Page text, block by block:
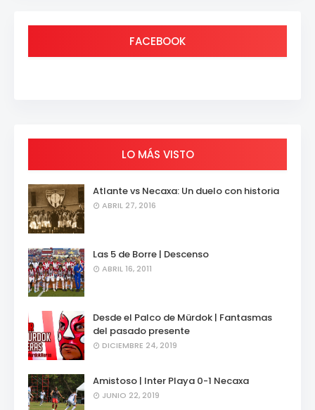
FACEBOOK
LO MÁS VISTO
Atlante vs Necaxa: Un duelo con historia
ABRIL 27, 2016
Las 5 de Borre | Descenso
ABRIL 16, 2011
Desde el Palco de Mürdok | Fantasmas
del pasado presente
DICIEMBRE 24, 2019
Amistoso | Inter Playa 0-1 Necaxa
JUNIO 22, 2019